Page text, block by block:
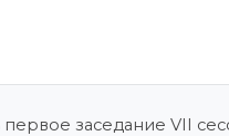
первое заседание VII